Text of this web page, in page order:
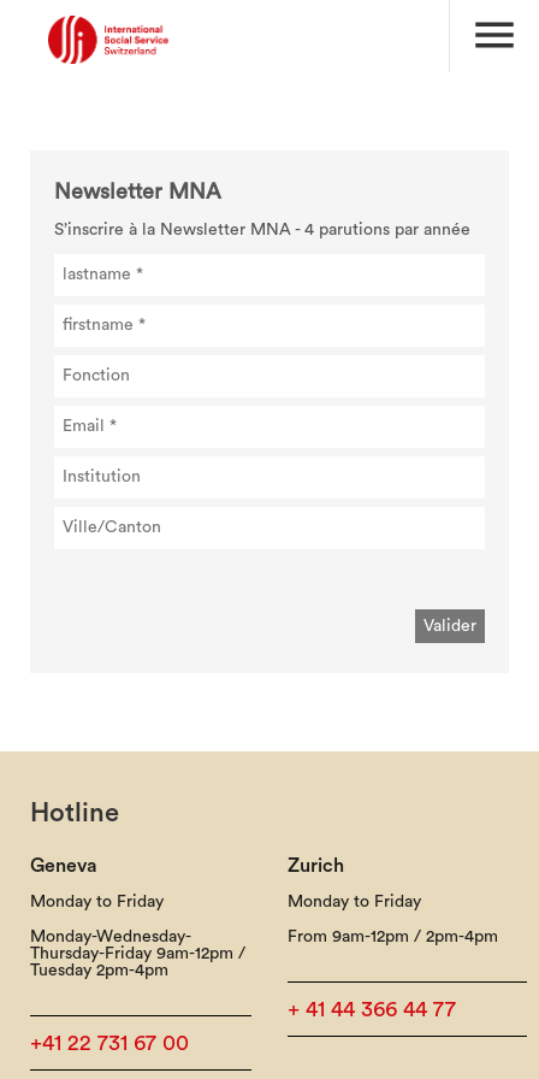
menu
Newsletter MNA
S’inscrire à la Newsletter MNA - 4 parutions par année
Hotline
Geneva
Monday to Friday
Monday-Wednesday-
Thursday-Friday 9am-12pm /
Tuesday 2pm-4pm
+41 22 731 67 00
Zurich
Monday to Friday
From 9am-12pm / 2pm-4pm
+ 41 44 366 44 77